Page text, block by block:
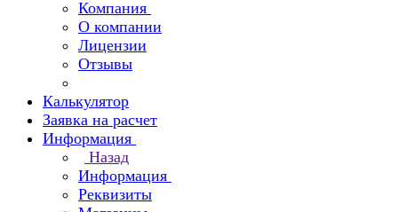
Компания
О компании
Лицензии
Отзывы
Калькулятор
Заявка на расчет
Информация
Назад
Информация
Реквизиты